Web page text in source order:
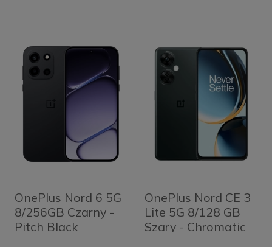
OnePlus Nord 6 5G
8/256GB Czarny -
Pitch Black
OnePlus Nord CE 3
Lite 5G 8/128 GB
Szary - Chromatic